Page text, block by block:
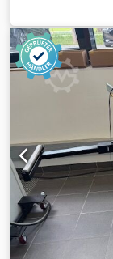
Ausstellung
Lager 54634
Ausstellung;
Hoehe von 150 -
des seitlichen
500/800/1200/
Pressbalken
Drucktaster,
Eln Dsx Ag Ijck
und kann sofort
Bitburg